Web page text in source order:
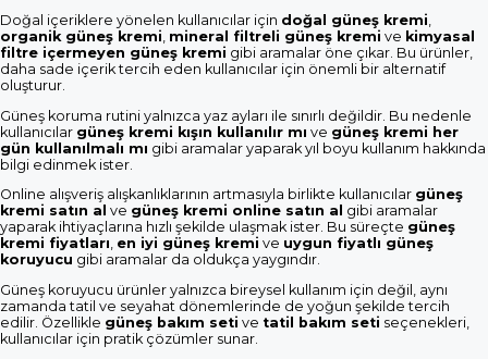
Doğal içeriklere yönelen kullanıcılar için doğal güneş kremi
organik güneş kremi mineral filtreli güneş kremi ve kimyasal
filtre içermeyen güneş kremi gibi aramalar öne çıkar. Bu ürünler,
daha sade içerik tercih eden kullanıcılar için önemli bir alternatif
oluşturur.
Güneş koruma rutini yalnızca yaz ayları ile sınırlı değildir. Bu nedenle
kullanıcılar güneş kremi kışın kullanılır mı ve güneş kremi her
gün kullanılmalı mı gibi aramalar yaparak yıl boyu kullanım hakkında
bilgi edinmek ister.
Online alışveriş alışkanlıklarının artmasıyla birlikte kullanıcılar güneş
kremi satın al ve güneş kremi online satın al gibi aramalar
yaparak ihtiyaçlarına hızlı şekilde ulaşmak ister. Bu süreçte güneş
kremi fiyatları, en iyi güneş kremi ve uygun fiyatlı güneş
koruyucu gibi aramalar da oldukça yaygındır.
Güneş koruyucu ürünler yalnızca bireysel kullanım için değil, aynı
zamanda tatil ve seyahat dönemlerinde de yoğun şekilde tercih
edilir. Özellikle güneş bakım seti ve tatil bakım seti seçenekleri,
kullanıcılar için pratik çözümler sunar.